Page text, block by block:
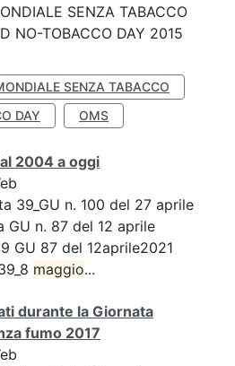
SENZA TABACCO
NO-TOBACCO DAY 2015
SENZA TABACCO
DAY
OMS
2004 a oggi
39_GU n. 100 del 27 aprile
GU n. 87 del 12 aprile
GU 87 del 12aprile2021
maggio...
durante la Giornata
fumo 2017